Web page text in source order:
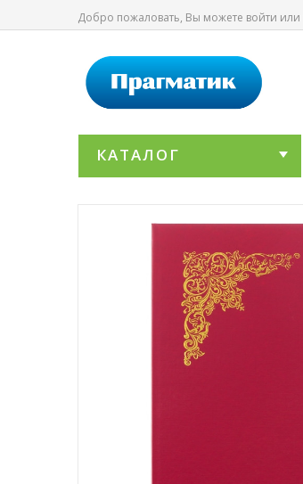
Добро пожаловать, Вы можете войти или
КАТАЛОГ